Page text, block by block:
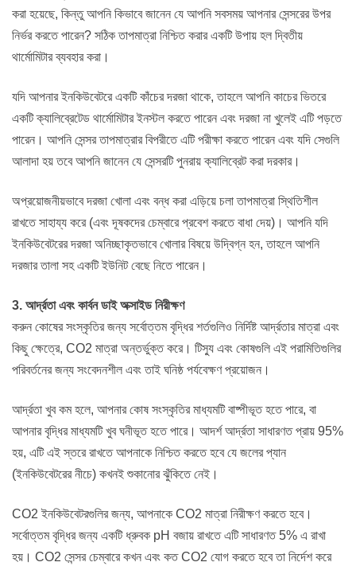
করা হয়েছে, কিন্তু আপনি কিভাবে জানেন যে আপনি সবসময় আপনার সেন্সরের উপর
নির্ভর করতে পারেন? সঠিক তাপমাত্রা নিশ্চিত করার একটি উপায় হল দ্বিতীয়
থার্মোমিটার ব্যবহার করা।
যদি আপনার ইনকিউবেটরে একটি কাঁচের দরজা থাকে, তাহলে আপনি কাচের ভিতরে
একটি ক্যালিব্রেটেড থার্মোমিটার ইনস্টল করতে পারেন এবং দরজা না খুলেই এটি পড়তে
পারেন। আপনি সেন্সর তাপমাত্রার বিপরীতে এটি পরীক্ষা করতে পারেন এবং যদি সেগুলি
আলাদা হয় তবে আপনি জানেন যে সেন্সরটি পুনরায় ক্যালিব্রেট করা দরকার।
অপ্রয়োজনীয়ভাবে দরজা খোলা এবং বন্ধ করা এড়িয়ে চলা তাপমাত্রা স্থিতিশীল
রাখতে সাহায্য করে (এবং দূষকদের চেম্বারে প্রবেশ করতে বাধা দেয়)। আপনি যদি
ইনকিউবেটরের দরজা অনিচ্ছাকৃতভাবে খোলার বিষয়ে উদ্বিগ্ন হন, তাহলে আপনি
দরজার তালা সহ একটি ইউনিট বেছে নিতে পারেন।
3. আর্দ্রতা এবং কার্বন ডাই অক্সাইড নিরীক্ষণ
করুন কোষের সংস্কৃতির জন্য সর্বোত্তম বৃদ্ধির শর্তগুলিও নির্দিষ্ট আর্দ্রতার মাত্রা এবং
কিছু ক্ষেত্রে, CO2 মাত্রা অন্তর্ভুক্ত করে। টিস্যু এবং কোষগুলি এই পরামিতিগুলির
পরিবর্তনের জন্য সংবেদনশীল এবং তাই ঘনিষ্ঠ পর্যবেক্ষণ প্রয়োজন।
আর্দ্রতা খুব কম হলে, আপনার কোষ সংস্কৃতির মাধ্যমটি বাষ্পীভূত হতে পারে, বা
আপনার বৃদ্ধির মাধ্যমটি খুব ঘনীভূত হতে পারে। আদর্শ আর্দ্রতা সাধারণত প্রায় 95%
হয়, এটি এই স্তরে রাখতে আপনাকে নিশ্চিত করতে হবে যে জলের প্যান
(ইনকিউবেটরের নীচে) কখনই শুকানোর ঝুঁকিতে নেই।
CO2 ইনকিউবেটরগুলির জন্য, আপনাকে CO2 মাত্রা নিরীক্ষণ করতে হবে।
সর্বোত্তম বৃদ্ধির জন্য একটি ধ্রুবক pH বজায় রাখতে এটি সাধারণত 5% এ রাখা
হয়। CO2 সেন্সর চেম্বারে কখন এবং কত CO2 যোগ করতে হবে তা নির্দেশ করে